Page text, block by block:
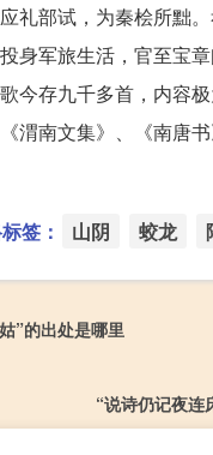
礼部试，为秦桧所黜
身军旅生活，官至宝
今存九千多首，内容
《渭南文集》、《南唐
签： 山阴 蛟龙
”的出处是哪里
“说诗仍记夜连